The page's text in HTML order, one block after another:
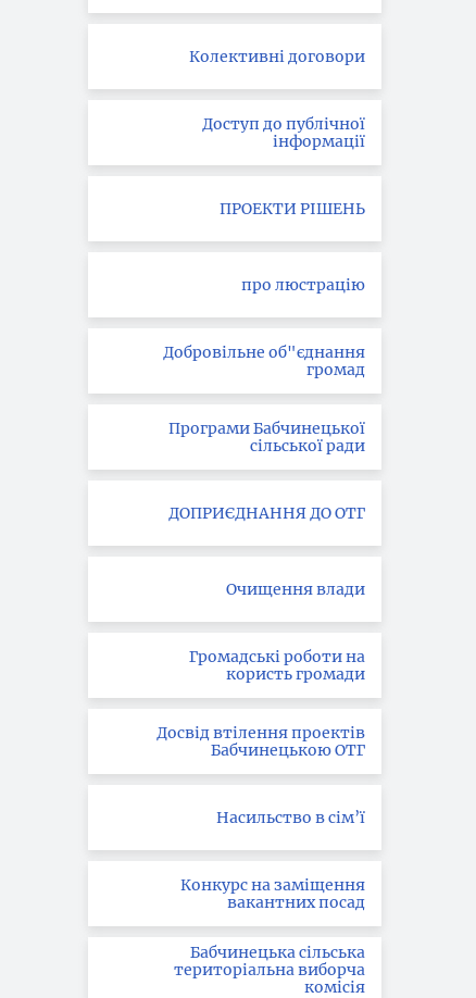
Колективні договори
Доступ до публічної
інформації
ПРОЕКТИ РІШЕНЬ
про люстрацію
Добровільне об"єднання
громад
Програми Бабчинецької
сільської ради
ДОПРИЄДНАННЯ ДО ОТГ
Очищення влади
Громадські роботи на
користь громади
Досвід втілення проектів
Бабчинецькою ОТГ
Насильство в сім’ї
Конкурс на заміщення
вакантних посад
Бабчинецька сільська
територіальна виборча
комісія